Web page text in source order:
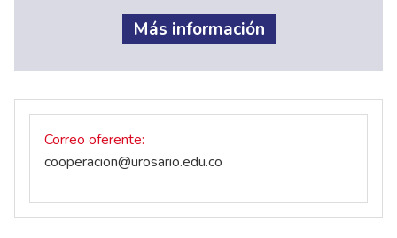
Más información
Correo oferente
cooperacion@urosario.edu.co